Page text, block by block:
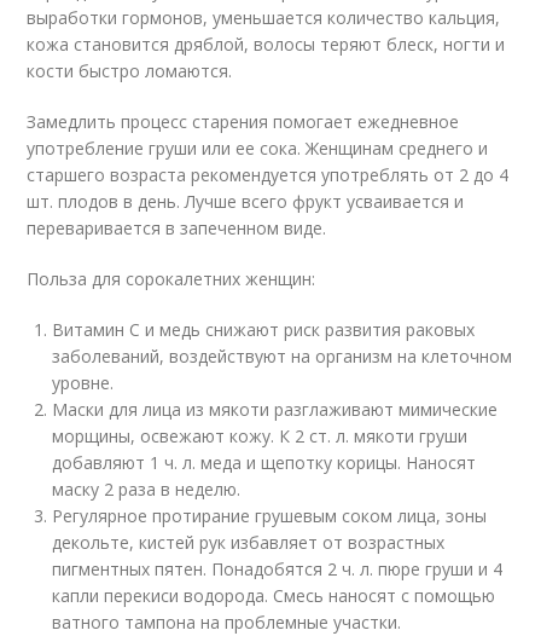
выработки гормонов, уменьшается количество кальция,
кожа становится дряблой, волосы теряют блеск, ногти и
кости быстро ломаются.
Замедлить процесс старения помогает ежедневное
употребление груши или ее сока. Женщинам среднего и
старшего возраста рекомендуется употреблять от 2 до 4
шт. плодов в день. Лучше всего фрукт усваивается и
переваривается в запеченном виде.
Польза для сорокалетних женщин:
Витамин С и медь снижают риск развития раковых
заболеваний, воздействуют на организм на клеточном
уровне.
Маски для лица из мякоти разглаживают мимические
морщины, освежают кожу. К 2 ст. л. мякоти груши
добавляют 1 ч. л. меда и щепотку корицы. Наносят
маску 2 раза в неделю.
Регулярное протирание грушевым соком лица, зоны
декольте, кистей рук избавляет от возрастных
пигментных пятен. Понадобятся 2 ч. л. пюре груши и 4
капли перекиси водорода. Смесь наносят с помощью
ватного тампона на проблемные участки.